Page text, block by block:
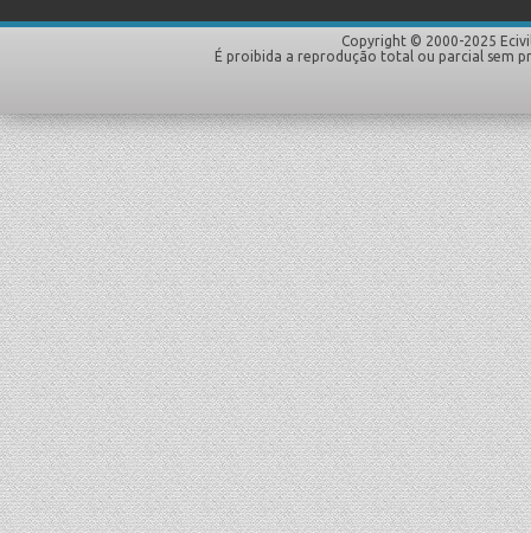
Copyright © 2000-2025
É proibida a reprodução total ou parcial sem